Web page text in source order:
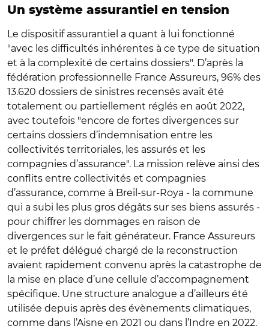
Un système assurantiel en tension
Le dispositif assurantiel a quant à lui fonctionné
"avec les difficultés inhérentes à ce type de situation
et à la complexité de certains dossiers". D’après la
fédération professionnelle France Assureurs, 96% des
13.620 dossiers de sinistres recensés avait été
totalement ou partiellement réglés en août 2022,
avec toutefois "encore de fortes divergences sur
certains dossiers d’indemnisation entre les
collectivités territoriales, les assurés et les
compagnies d’assurance". La mission relève ainsi des
conflits entre collectivités et compagnies
d’assurance, comme à Breil-sur-Roya - la commune
qui a subi les plus gros dégâts sur ses biens assurés -
pour chiffrer les dommages en raison de
divergences sur le fait générateur. France Assureurs
et le préfet délégué chargé de la reconstruction
avaient rapidement convenu après la catastrophe de
la mise en place d’une cellule d’accompagnement
spécifique. Une structure analogue a d’ailleurs été
utilisée depuis après des évènements climatiques,
comme dans l’Aisne en 2021 ou dans l’Indre en 2022.